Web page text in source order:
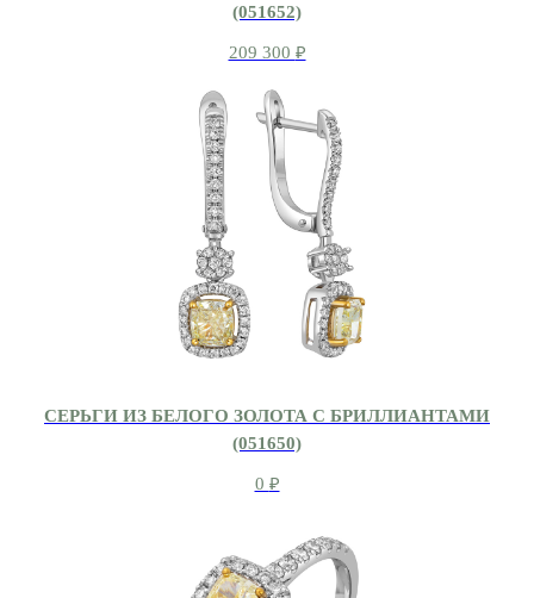
(051652)
209 300 ₽
СЕРЬГИ ИЗ БЕЛОГО ЗОЛОТА С БРИЛЛИАНТАМИ
(051650)
0 ₽